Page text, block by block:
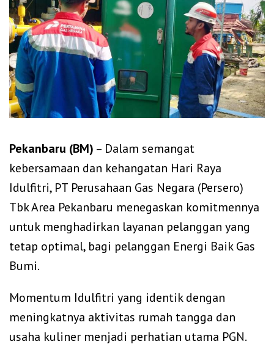
Pekanbaru (BM) – Dalam semangat
kebersamaan dan kehangatan Hari Raya
Idulfitri, PT Perusahaan Gas Negara (Persero)
Tbk Area Pekanbaru menegaskan komitmennya
untuk menghadirkan layanan pelanggan yang
tetap optimal, bagi pelanggan Energi Baik Gas
Bumi.
Momentum Idulfitri yang identik dengan
meningkatnya aktivitas rumah tangga dan
usaha kuliner menjadi perhatian utama PGN.